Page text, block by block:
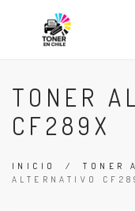
TONER
CF289X
INICIO /TONER
ALTERNATIVO